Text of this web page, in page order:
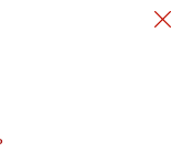
новинки